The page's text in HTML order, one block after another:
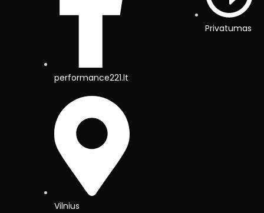
performance221.lt
Vilnius
Privatumas